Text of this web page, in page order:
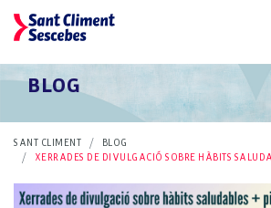
BLOG
SANT CLIMENT
BLOG
XERRADES DE DIVULGACIÓ SOBRE HÀBITS